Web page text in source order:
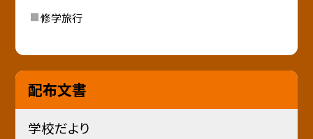
修学旅行
配布文書
学校だより